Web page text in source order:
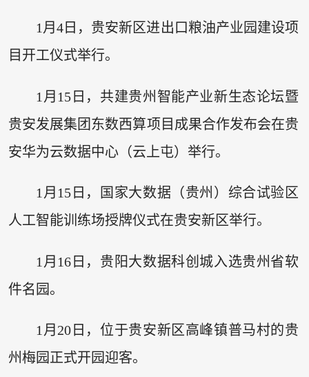
1月4日，贵安新区进出口粮油产业园建设项
目开工仪式举行。
1月15日，共建贵州智能产业新生态论坛暨
贵安发展集团东数西算项目成果合作发布会在贵
安华为云数据中心（云上屯）举行。
1月15日，国家大数据（贵州）综合试验区
人工智能训练场授牌仪式在贵安新区举行。
1月16日，贵阳大数据科创城入选贵州省软
件名园。
1月20日，位于贵安新区高峰镇普马村的贵
州梅园正式开园迎客。